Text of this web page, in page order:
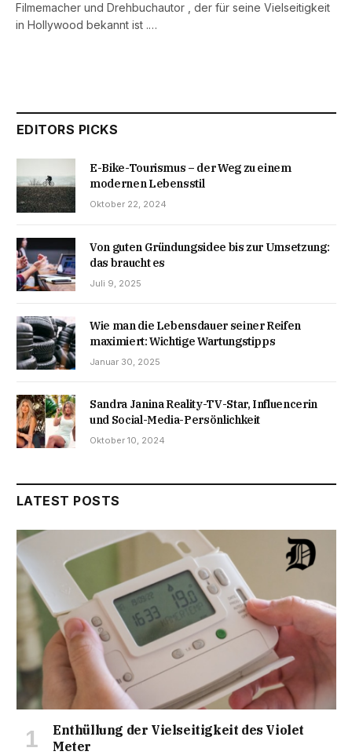
Filmemacher und Drehbuchautor , der für seine Vielseitigkeit
in Hollywood bekannt ist .…
EDITORS PICKS
E-Bike-Tourismus – der Weg zu einem
modernen Lebensstil
Oktober 22, 2024
Von guten Gründungsidee bis zur Umsetzung:
das braucht es
Juli 9, 2025
Wie man die Lebensdauer seiner Reifen
maximiert: Wichtige Wartungstipps
Januar 30, 2025
Sandra Janina Reality-TV-Star, Influencerin
und Social-Media-Persönlichkeit
Oktober 10, 2024
LATEST POSTS
Enthüllung der Vielseitigkeit des Violet
Meter